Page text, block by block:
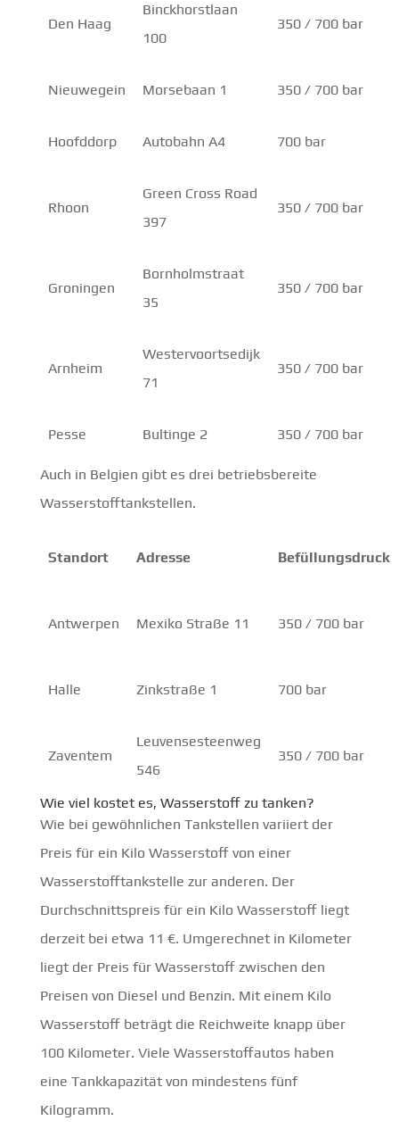
Den Haag
Binckhorstlaan
100
350 / 700 bar
Nieuwegein Morsebaan 1 350 / 700 bar
Hoofddorp Autobahn A4 700 bar
Rhoon
Green Cross Road
397
350 / 700 bar
Groningen
Bornholmstraat
35
350 / 700 bar
Arnheim
Westervoortsedijk
71
350 / 700 bar
Pesse Bultinge 2 350 / 700 bar
Auch in Belgien gibt es drei betriebsbereite
Wasserstofftankstellen.
Standort Adresse Befüllungsdruck
Antwerpen Mexiko Straße 11 350 / 700 bar
Halle Zinkstraße 1 700 bar
Zaventem
Leuvensesteenweg
546
350 / 700 bar
Wie viel kostet es, Wasserstoff zu tanken?
Wie bei gewöhnlichen Tankstellen variiert der
Preis für ein Kilo Wasserstoff von einer
Wasserstofftankstelle zur anderen. Der
Durchschnittspreis für ein Kilo Wasserstoff liegt
derzeit bei etwa 11 €. Umgerechnet in Kilometer
liegt der Preis für Wasserstoff zwischen den
Preisen von Diesel und Benzin. Mit einem Kilo
Wasserstoff beträgt die Reichweite knapp über
100 Kilometer. Viele Wasserstoffautos haben
eine Tankkapazität von mindestens fünf
Kilogramm.